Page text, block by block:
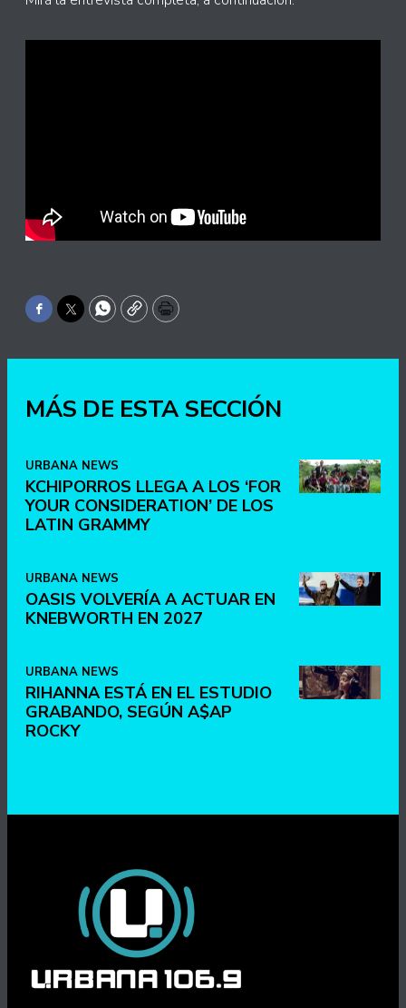
Facebook
TwitterWhatsApp
CopyPrint
MÁS DE ESTA SECCIÓN
URBANA NEWS
KCHIPORROS LLEGA A LOS ‘FOR
YOUR CONSIDERATION’ DE LOS
LATIN GRAMMY
URBANA NEWS
OASIS VOLVERÍA A ACTUAR EN
KNEBWORTH EN 2027
URBANA NEWS
RIHANNA ESTÁ EN EL ESTUDIO
GRABANDO, SEGÚN A$AP
ROCKY